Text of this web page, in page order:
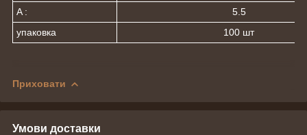
A :
5.5
упаковка
100 шт
Приховати
Умови доставки